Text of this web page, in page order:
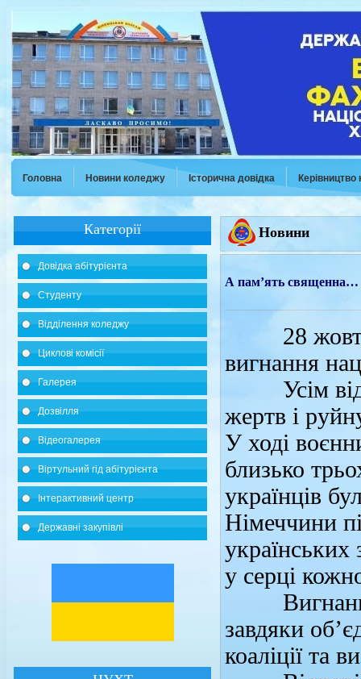
Головна Новини коледжу Історична довідка
Категорії
Довідка абітурієнта
Студенту
Відділення коледжу
Циклові комісії
Галерея
Дозвілля
Відеогалерея
Віртульний гід абітурієнта
Інтерактивний центр
Державні закупівлі
Новини
А пам’ять священна…
28 жовтня
вигнання
Усім
жертв і
У ході
близько
українців
Німеччини
у серці
Вигнання
завдяки
коаліції та